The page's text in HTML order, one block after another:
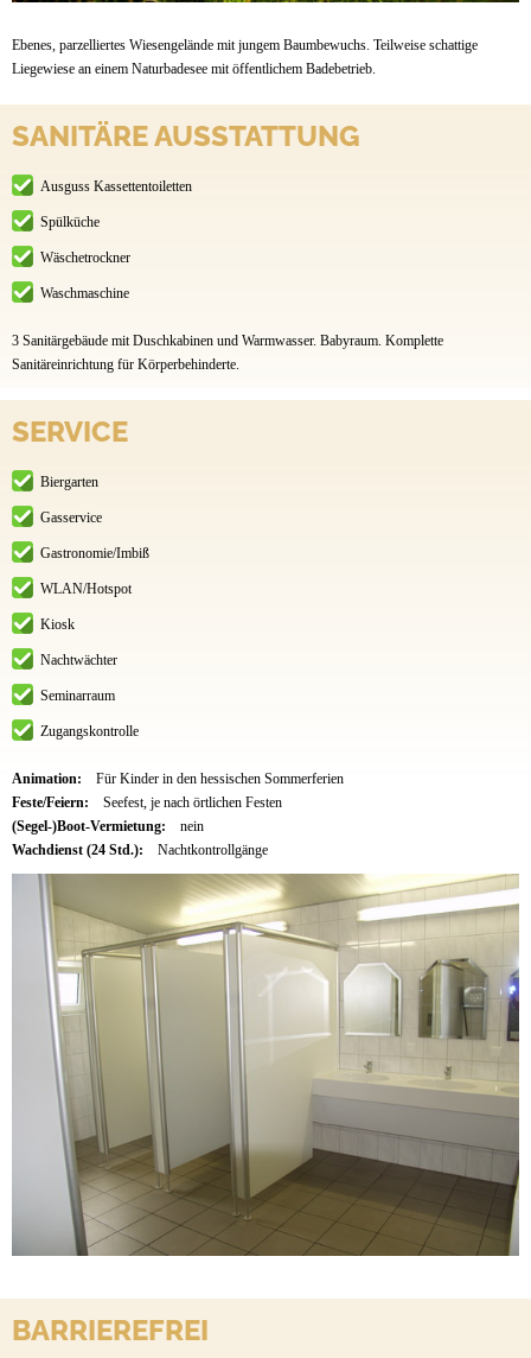
Ebenes, parzelliertes Wiesengelände mit jungem Baumbewuchs. Teilweise schattige
Liegewiese an einem Naturbadesee mit öffentlichem Badebetrieb.
SANITÄRE AUSSTATTUNG
Ausguss Kassettentoiletten
Spülküche
Wäschetrockner
Waschmaschine
3 Sanitärgebäude mit Duschkabinen und Warmwasser. Babyraum. Komplette
Sanitäreinrichtung für Körperbehinderte.
SERVICE
Biergarten
Gasservice
Gastronomie/Imbiß
WLAN/Hotspot
Kiosk
Nachtwächter
Seminarraum
Zugangskontrolle
Animation:
Für Kinder in den hessischen Sommerferien
Feste/Feiern:
Seefest, je nach örtlichen Festen
(Segel-)Boot-Vermietung:
nein
Wachdienst (24 Std.):
Nachtkontrollgänge
BARRIEREFREI